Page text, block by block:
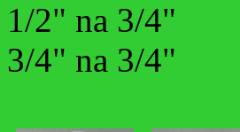
1/2" na 3/4"
3/4" na 3/4"